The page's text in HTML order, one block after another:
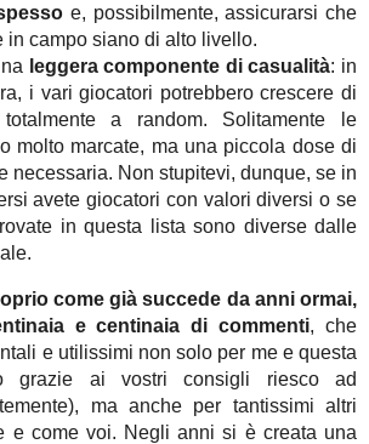
e, possibilmente, assicurarsi che
in campo siano di alto livello.
leggera componente di casualità: in
i vari giocatori potrebbero crescere di
a random. Solitamente le
molto marcate, ma una piccola dose di
necessaria. Non stupitevi, dunque, se in
avete giocatori con valori diversi o se
in questa lista sono diverse dalle
come già succede da anni ormai,
e centinaia di commenti, che
e utilissimi non solo per me e questa
grazie ai vostri consigli riesco ad
ma anche per tantissimi altri
e come voi. Negli anni si è creata una